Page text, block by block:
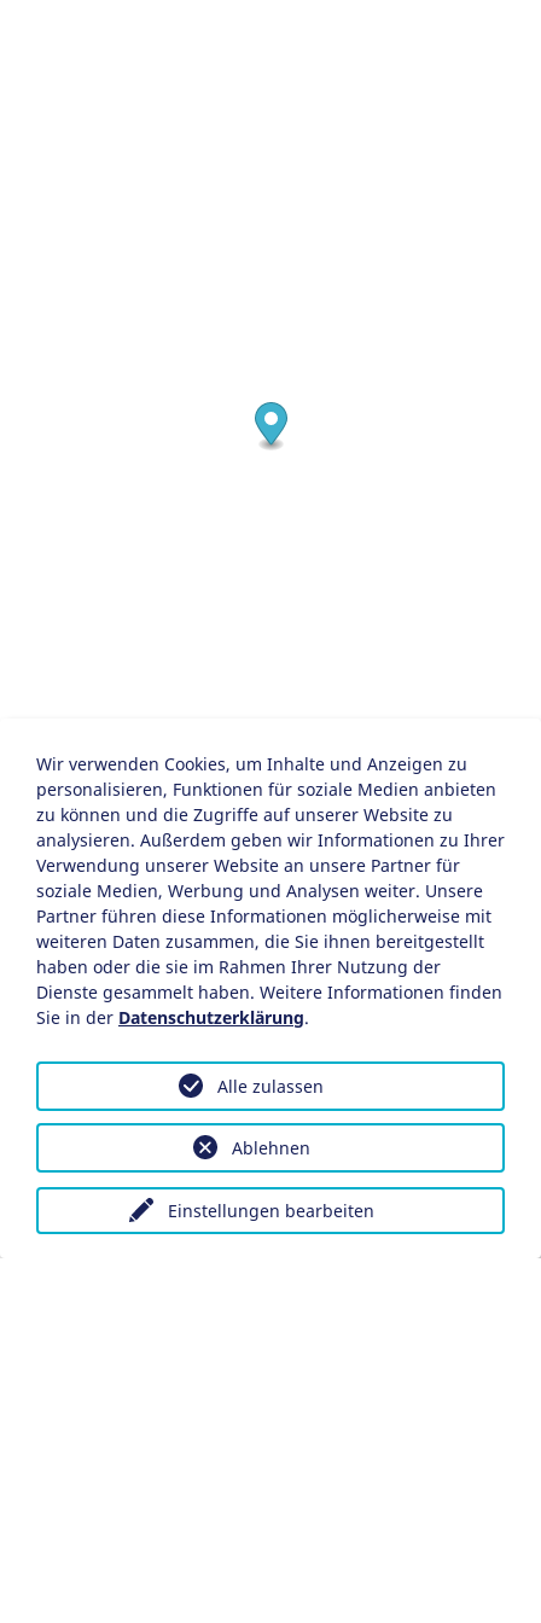
Wir verwenden Cookies, um Inhalte und Anzeigen zu
personalisieren, Funktionen für soziale Medien anbieten
zu können und die Zugriffe auf unserer Website zu
analysieren. Außerdem geben wir Informationen zu Ihrer
Verwendung unserer Website an unsere Partner für
soziale Medien, Werbung und Analysen weiter. Unsere
Partner führen diese Informationen möglicherweise mit
weiteren Daten zusammen, die Sie ihnen bereitgestellt
haben oder die sie im Rahmen Ihrer Nutzung der
Dienste gesammelt haben. Weitere Informationen finden
Sie in der Datenschutzerklärung.
Einstellungen bearbeiten
Ablehnen
Alle zulassen